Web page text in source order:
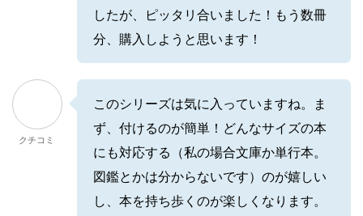
したが、ピッタリ合いました！もう数冊
分、購入しようと思います！
クチコミ
このシリーズは気に入っていますね。ま
ず、付けるのが簡単！どんなサイズの本
にも対応する（私の場合文庫か単行本。
図鑑とかは分からないです）のが嬉しい
し、本を持ち歩くのが楽しくなります。